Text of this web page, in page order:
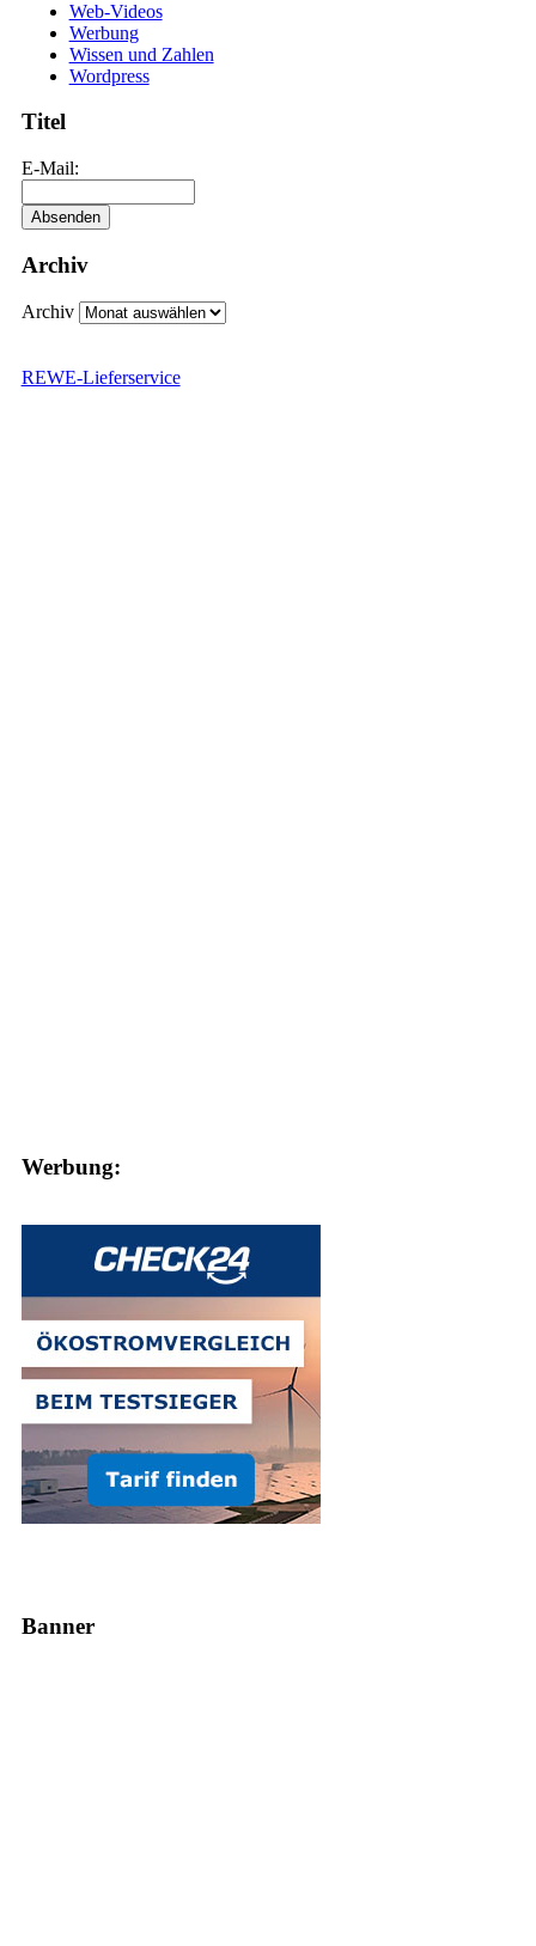
Web-Videos
Werbung
Wissen und Zahlen
Wordpress
Titel
E-Mail:
Archiv
Archiv
REWE-Lieferservice
Werbung:
Banner